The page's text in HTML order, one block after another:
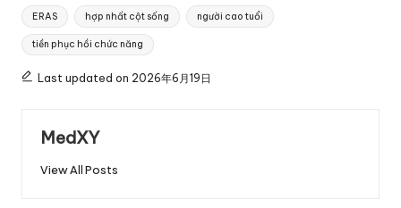
Tags:
ERAS hợp nhất cột sống người cao tuổi
tiền phục hồi chức năng
Last updated on 2026年6月19日
MedXY
View All Posts